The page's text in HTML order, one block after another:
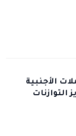
الأجنبية
التوازنات